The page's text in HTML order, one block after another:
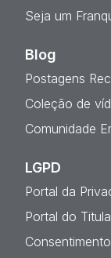
Seja um
Blog
Postagens
Coleção de
Comunidade
LGPD
Portal da
Portal do